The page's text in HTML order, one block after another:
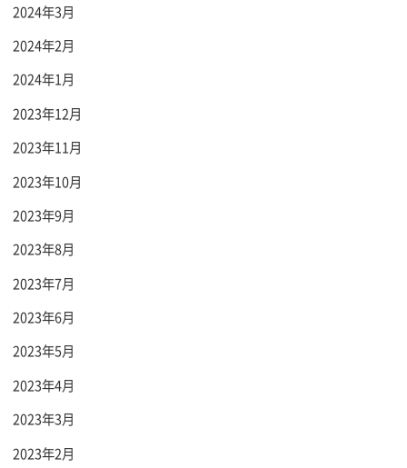
2024年3月
2024年2月
2024年1月
2023年12月
2023年11月
2023年10月
2023年9月
2023年8月
2023年7月
2023年6月
2023年5月
2023年4月
2023年3月
2023年2月